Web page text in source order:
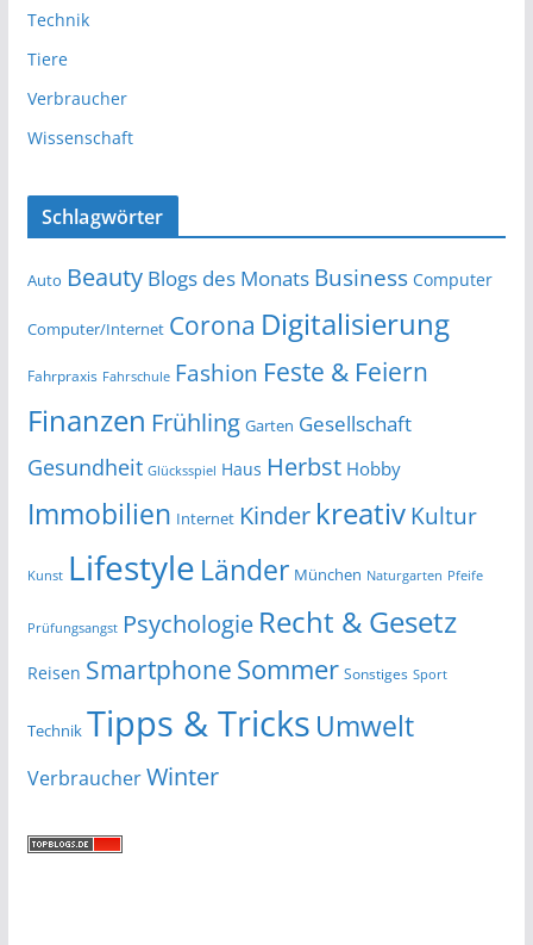
Technik
Tiere
Verbraucher
Wissenschaft
Schlagwörter
Auto Beauty Blogs des Monats Business Computer
Computer/Internet Corona Digitalisierung
Fahrpraxis Fahrschule Fashion Feste & Feiern
Finanzen Frühling Garten Gesellschaft
Gesundheit Glücksspiel Haus Herbst Hobby
Immobilien Internet Kinder kreativKultur
Kunst Lifestyle Länder München Naturgarten Pfeife
Prüfungsangst Psychologie Recht & Gesetz
Reisen Smartphone Sommer Sonstiges Sport
Technik Tipps & Tricks Umwelt
VerbraucherWinter